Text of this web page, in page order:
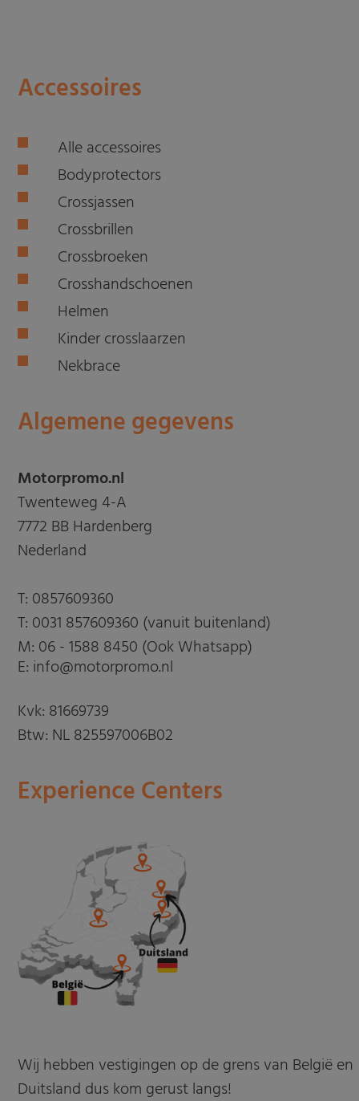
Accessoires
Alle accessoires
Bodyprotectors
Crossjassen
Crossbrillen
Crossbroeken
Crosshandschoenen
Helmen
Kinder crosslaarzen
Nekbrace
Algemene gegevens
Motorpromo.nl
Twenteweg 4-A
7772 BB Hardenberg
Nederland
T: 0857609360
T: 0031 857609360 (vanuit buitenland)
M: 06 - 1588 8450 (Ook Whatsapp)
E: info@motorpromo.nl
Kvk: 81669739
Btw: NL 825597006B02
Experience Centers
Wij hebben vestigingen op de grens van België en
Duitsland dus kom gerust langs!